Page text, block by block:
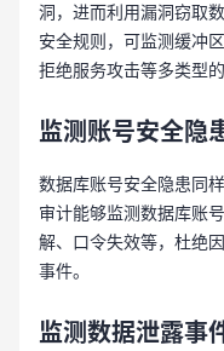
洞，进而利用漏洞窃取
安全规则，可监测缓冲
拒绝服务攻击等多类型的
监测账号安全隐
数据库账号安全隐患同
审计能够监测数据库账
解、口令失效等，杜绝
事件。
监测数据泄露事